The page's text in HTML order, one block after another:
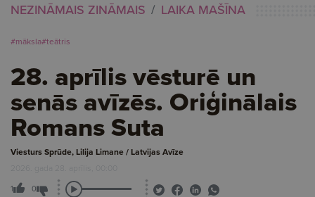
NEZINĀMAIS ZINĀMAIS LAIKA MAŠĪNA
#māksla#teātris
28. aprīlis vēsturē un
senās avīzēs. Oriģinālais
Romans Suta
Viesturs Sprūde, Lilija Limane / Latvijas Avīze
2026. gada 28. aprīlis, 00:00
1 0